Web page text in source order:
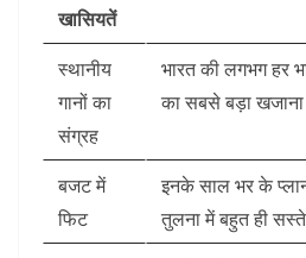
खासियतें
स्थानीय
गानों का
संग्रह
भारत की लगभग हर
का सबसे बड़ा
बजट में
फिट
इनके साल भर के
तुलना में बहुत ही